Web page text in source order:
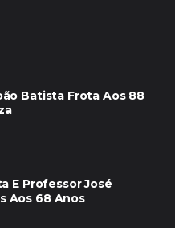
Batista Frota Aos 88
E Professor José
Aos 68 Anos